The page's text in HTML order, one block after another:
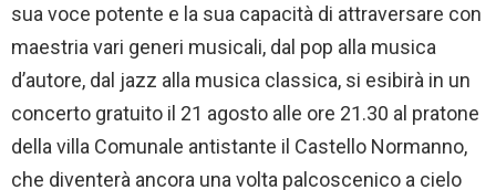
sua voce potente e la sua capacità di attraversare con
maestria vari generi musicali, dal pop alla musica
d’autore, dal jazz alla musica classica, si esibirà in un
concerto gratuito il 21 agosto alle ore 21.30 al pratone
della villa Comunale antistante il Castello Normanno,
che diventerà ancora una volta palcoscenico a cielo